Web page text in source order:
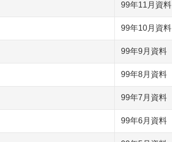
99年11月資料
99年10月資料
99年9月資料
99年8月資料
99年7月資料
99年6月資料